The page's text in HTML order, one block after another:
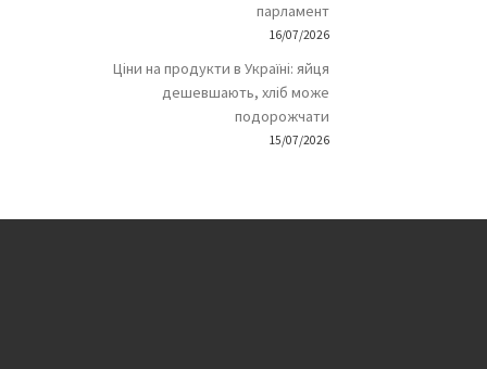
парламент
16/07/2026
Ціни на продукти в Україні: яйця
дешевшають, хліб може
подорожчати
15/07/2026